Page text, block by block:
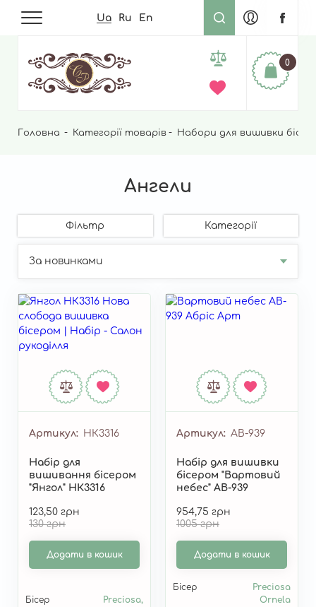
Ua Ru En
0
Рядок
Головна Категорії товарів Набори для вишивки
Ангели
Фільтр Категорії
Артикул НК3316
Набір для
вишивання бісером
"Янгол" НК3316
123,50 грн
130 грн
Додати в кошик
Бісер
Preciosa,
Артикул AB-939
Набір для вишивки
бісером "Вартовий
небес" AB-939
954,75 грн
1005 грн
Додати в кошик
Бісер
Preciosa
Ornela